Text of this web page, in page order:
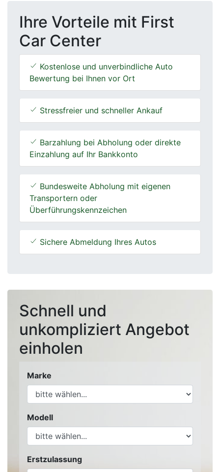
Ihre Vorteile mit First
Car Center
Kostenlose und unverbindliche Auto
Bewertung bei Ihnen vor Ort
Stressfreier und schneller Ankauf
Barzahlung bei Abholung oder direkte
Einzahlung auf Ihr Bankkonto
Bundesweite Abholung mit eigenen
Transportern oder
Überführungskennzeichen
Sichere Abmeldung Ihres Autos
Schnell und
unkompliziert Angebot
einholen
Marke
Modell
Erstzulassung